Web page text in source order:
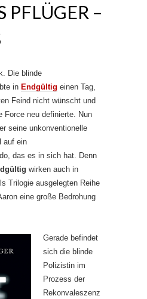
PFLÜGER –
Die blinde
in Endgültig einen Tag,
Feind nicht wünscht und
Force neu definierte. Nun
seine unkonventionelle
auf ein
das es in sich hat. Denn
wirken auch in
Trilogie ausgelegten Reihe
eine große Bedrohung
Gerade befindet
sich die blinde
Polizistin im
Prozess der
Rekonvaleszenz